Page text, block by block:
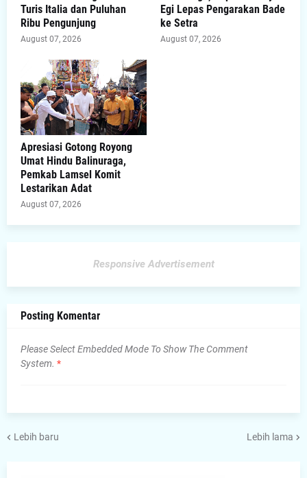
Turis Italia dan Puluhan
Ribu Pengunjung
August 07, 2026
Egi Lepas Pengarakan Bade
ke Setra
August 07, 2026
Apresiasi Gotong Royong
Umat Hindu Balinuraga,
Pemkab Lamsel Komit
Lestarikan Adat
August 07, 2026
Responsive Advertisement
Posting Komentar
Please Select Embedded Mode To Show The Comment
System. *
Lebih baru Lebih lama